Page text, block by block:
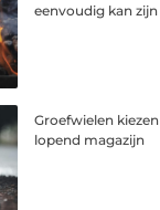
eenvoudig kan zijn
Groefwielen
lopend magazijn